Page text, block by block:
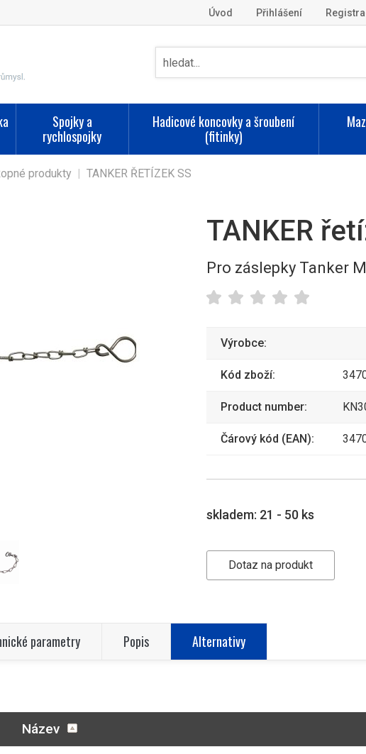
Úvod Přihlášení
Spojky a
rychlospojky
Hadicové koncovky a šroubení
(fitinky)
produkty | TANKER ŘETÍZEK SS
TANKER
Pro záslepky Tanker
Výrobce:
Kód zboží:
Product number:
Čárový kód (EAN):
skladem: 21 - 50 ks
Dotaz na produkt
parametry Popis Alternativy
Název